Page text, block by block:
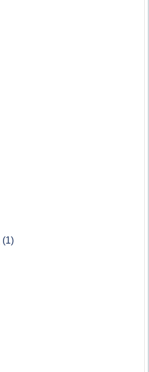
(1)